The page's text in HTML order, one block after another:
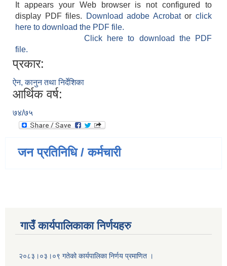
It appears your Web browser is not configured to
display PDF files.
Download adobe Acrobatorclick
here to download the PDF file.
Click here to download the PDF
file.
प्रकार:
ऐन, कानुन तथा निर्देशिका
आर्थिक वर्ष:
७४/७५
जन प्रतिनिधि / कर्मचारी
गाउँ कार्यपालिकाका निर्णयहरु
२०८३।०३।०९ गतेको कार्यपालिका निर्णय प्रमाणित ।